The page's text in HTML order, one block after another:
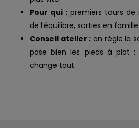
Pour qui : premiers tours de
de l’équilibre, sorties en famille.
Conseil atelier : on règle la
pose bien les pieds à plat :
change tout.